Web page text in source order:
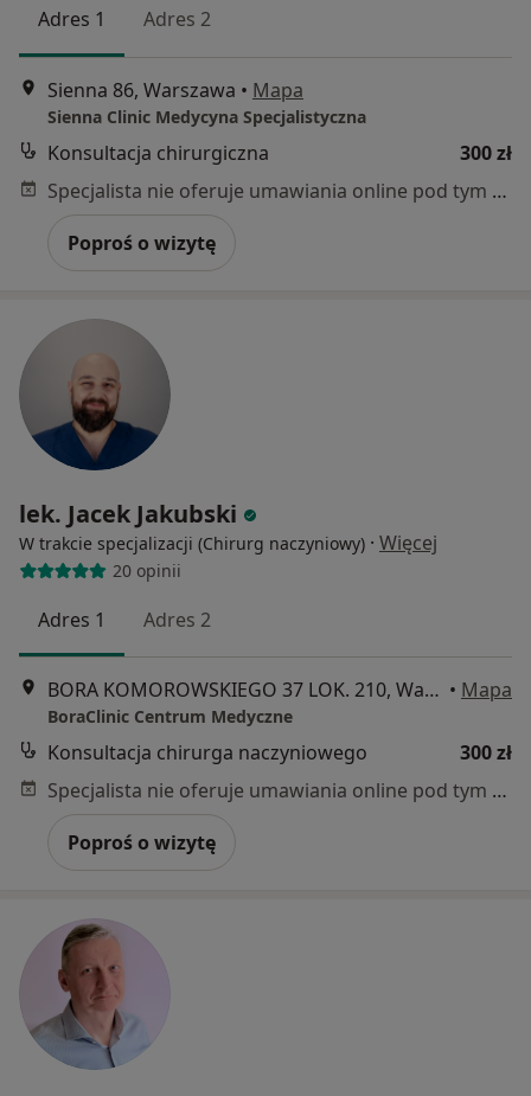
Adres 1 Adres 2
Sienna 86, Warszawa • Mapa
Sienna Clinic Medycyna Specjalistyczna
Konsultacja chirurgiczna
300 zł
Specjalista nie oferuje umawiania online pod tym adresem.
Poproś o wizytę
lek. Jacek Jakubski
W trakcie specjalizacji (Chirurg naczyniowy) · Więcej
20 opinii
Adres 1 Adres 2
BORA KOMOROWSKIEGO 37 LOK. 210, Warszawa • Mapa
BoraClinic Centrum Medyczne
Konsultacja chirurga naczyniowego
300 zł
Specjalista nie oferuje umawiania online pod tym adresem.
Poproś o wizytę